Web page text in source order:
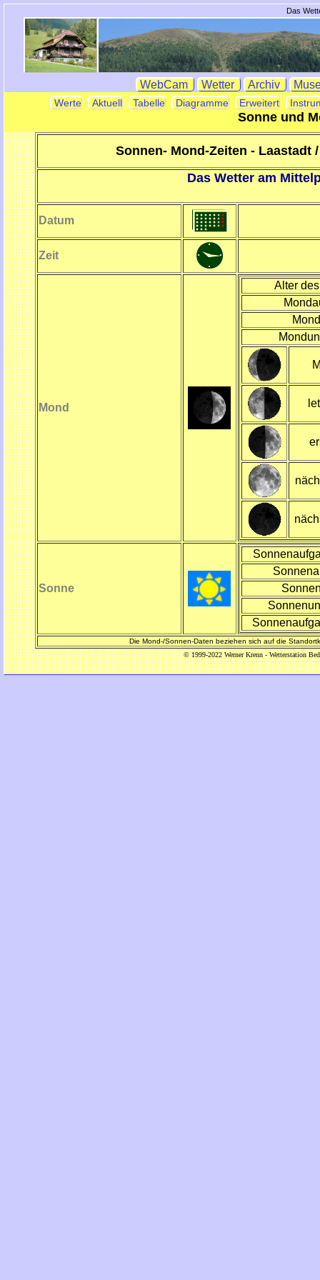
Das
WebCam Wetter Archiv
Werte Aktuell Tabelle Diagramme Erweitert
Sonne und
Sonnen- Mond-Zeiten -
Das Wetter am
Datum
Zeit
Mond
Alter
Sonne
Die Mond-/Sonnen-Daten beziehen sich auf die
© 1999-2022 Werner Krenn - Wetterstation